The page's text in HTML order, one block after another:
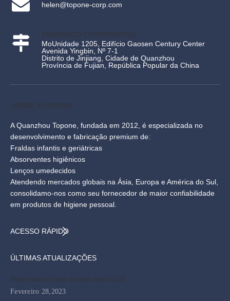
helen@topone-corp.com
ENDEREÇO CORPORATIVO:
MoUnidade 1205, Edifício Gaosen Century Center
Avenida Yingbin, Nº 7-1
Distrito de Jinjiang, Cidade de Quanzhou
‌Província de Fujian, República Popular da China
SOBRE A TOPONE​​​​​​​
A Quanzhou Topone, fundada em 2012, é especializada no
‌desenvolvimento e fabricação premium de:‌
Fraldas infantis e geriátricas
Absorventes higiênicos
Lenços umedecidos
Atendendo mercados globais na Ásia, Europa e América do Sul,
consolidamo-nos como seu ‌fornecedor de maior confiabilidade
em produtos de higiene pessoal.
ACESSO RÁPIDO​​​​​​​
ÚLTIMAS ATUALIZAÇÕES​​​​​​​
Bem-vindo a visitar o nosso site oficial!
Fevereiro 28,2023